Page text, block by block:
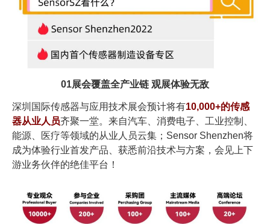
01展会覆盖全产业链 观展体验无敌
深圳国际传感器与应用技术展会预计将有10,000+的传感
器从业人员齐聚一堂。来自汽车、消费电子、工业控制、
能源、医疗等领域的从业人员云集；Sensor Shenzhen将
成为体验行业首发产品、获悉前沿技术与方案，会见上下
游业务伙伴的绝佳平台！